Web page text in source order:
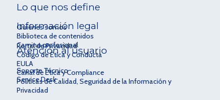
Lo que nos define
Quiénes somos
Biblioteca de contenidos
Camino profesional
Atención al usuario
Soporte Técnico
Service Desk
Información legal
Portal de Privacidad
Código de Ética y Conducta
EULA
Canal de Ética y Compliance
Políticas de Calidad, Seguridad de la Información y
Privacidad